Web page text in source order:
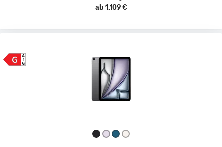
ab 1.109 €